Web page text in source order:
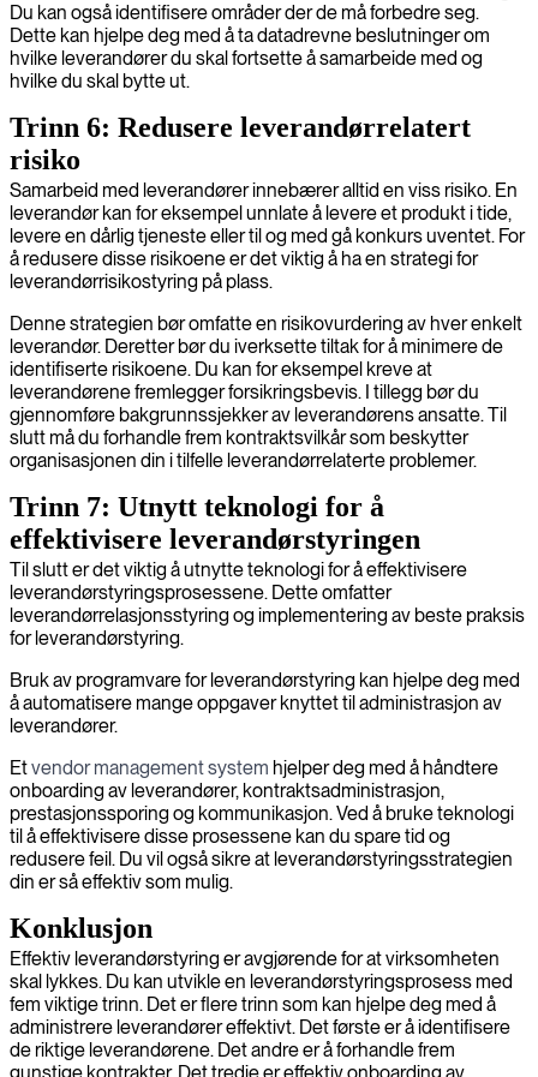
Du kan også identifisere områder der de må forbedre seg.
Dette kan hjelpe deg med å ta datadrevne beslutninger om
hvilke leverandører du skal fortsette å samarbeide med og
hvilke du skal bytte ut.
Trinn 6: Redusere leverandørrelatert
risiko
Samarbeid med leverandører innebærer alltid en viss risiko. En
leverandør kan for eksempel unnlate å levere et produkt i tide,
levere en dårlig tjeneste eller til og med gå konkurs uventet. For
å redusere disse risikoene er det viktig å ha en strategi for
leverandørrisikostyring på plass.
Denne strategien bør omfatte en risikovurdering av hver enkelt
leverandør. Deretter bør du iverksette tiltak for å minimere de
identifiserte risikoene. Du kan for eksempel kreve at
leverandørene fremlegger forsikringsbevis. I tillegg bør du
gjennomføre bakgrunnssjekker av leverandørens ansatte. Til
slutt må du forhandle frem kontraktsvilkår som beskytter
organisasjonen din i tilfelle leverandørrelaterte problemer.
Trinn 7: Utnytt teknologi for å
effektivisere leverandørstyringen
Til slutt er det viktig å utnytte teknologi for å effektivisere
leverandørstyringsprosessene. Dette omfatter
leverandørrelasjonsstyring og implementering av beste praksis
for leverandørstyring.
Bruk av programvare for leverandørstyring kan hjelpe deg med
å automatisere mange oppgaver knyttet til administrasjon av
leverandører.
Etvendor management system hjelper deg med å håndtere
onboarding av leverandører, kontraktsadministrasjon,
prestasjonssporing og kommunikasjon. Ved å bruke teknologi
til å effektivisere disse prosessene kan du spare tid og
redusere feil. Du vil også sikre at leverandørstyringsstrategien
din er så effektiv som mulig.
Konklusjon
Effektiv leverandørstyring er avgjørende for at virksomheten
skal lykkes. Du kan utvikle en leverandørstyringsprosess med
fem viktige trinn. Det er flere trinn som kan hjelpe deg med å
administrere leverandører effektivt. Det første er å identifisere
de riktige leverandørene. Det andre er å forhandle frem